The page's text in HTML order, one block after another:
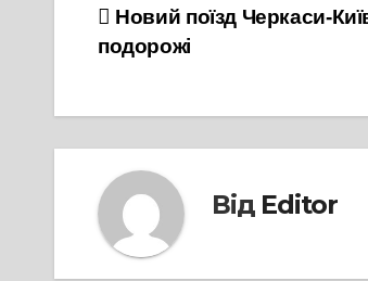
Навігація
записів
Новий поїзд Черкаси-
подорожі
Від Editor